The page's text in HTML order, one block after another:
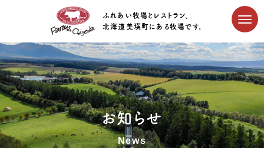
ふれあい牧場とレストラン、
北海道美瑛町にある牧場です。
お知らせ
News